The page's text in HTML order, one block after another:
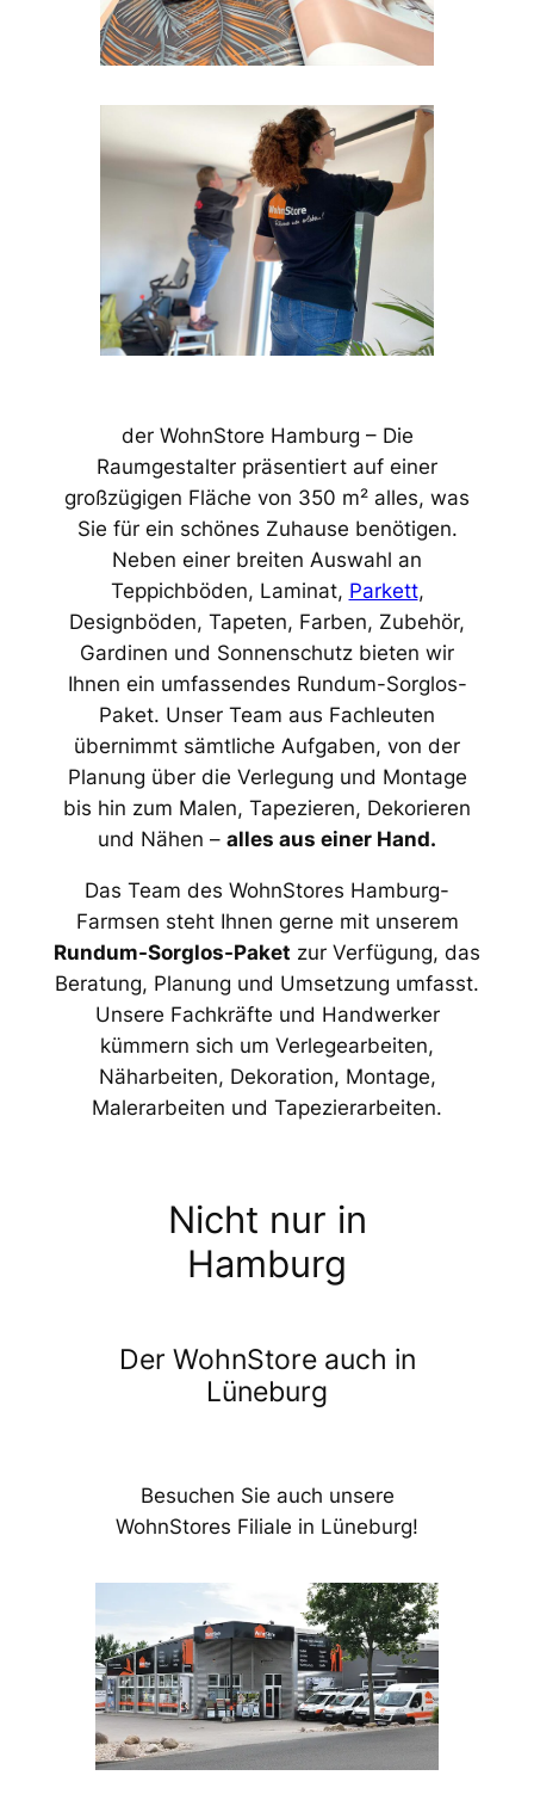
der WohnStore Hamburg – Die
Raumgestalter präsentiert auf einer
großzügigen Fläche von 350 m² alles, was
Sie für ein schönes Zuhause benötigen.
Neben einer breiten Auswahl an
Teppichböden, Laminat, Parkett,
Designböden, Tapeten, Farben, Zubehör,
Gardinen und Sonnenschutz bieten wir
Ihnen ein umfassendes Rundum-Sorglos-
Paket. Unser Team aus Fachleuten
übernimmt sämtliche Aufgaben, von der
Planung über die Verlegung und Montage
bis hin zum Malen, Tapezieren, Dekorieren
und Nähen – alles aus einer Hand.
Das Team des WohnStores Hamburg-
Farmsen steht Ihnen gerne mit unserem
Rundum-Sorglos-Paket zur Verfügung, das
Beratung, Planung und Umsetzung umfasst.
Unsere Fachkräfte und Handwerker
kümmern sich um Verlegearbeiten,
Näharbeiten, Dekoration, Montage,
Malerarbeiten und Tapezierarbeiten.
Nicht nur in
Hamburg
Der WohnStore auch in
Lüneburg
Besuchen Sie auch unsere
WohnStores Filiale in Lüneburg!